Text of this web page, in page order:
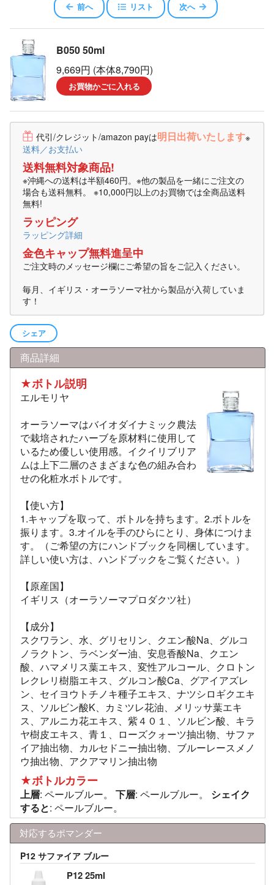
前へ リスト 次へ
B050 50ml
9,669円 (本体8,790円)
お買物かごに入れる
代引/クレジット/amazon payは明日出荷いたします※
送料／お支払い
送料無料対象商品!
※沖縄への送料は半額460円。※他の製品を一緒にご注文の
場合も送科無料。 ※10,000円以上のお買物では全商品送料
無料!
ラッピング
ラッピング詳細
金色キャップ無料進呈中
ご注文時のメッセージ欄にご希望の旨をご記入ください。
毎月、イギリス・オーラソーマ社から製品が入荷していま
す！
シェア
商品詳細
★ボトル説明
エルモリヤ
オーラソーマはバイオダイナミック農法
で栽培されたハーブを原材料に使用して
いるため優しい使用感。イクイリブリア
ムは上下二層のさまざまな色の組み合わ
せの化粧水ボトルです。
【使い方】
1.キャップを取って、ボトルを持ちます。2.ボトルを
振ります。3.オイルを手のひらにとり、身体につけま
す。（ご希望の方にハンドブックを同梱しています。
詳しい使い方は、ハンドブックをご覧ください。）
【原産国】
イギリス（オーラソーマプロダクツ社）
【成分】
スクワラン、水、グリセリン、クエン酸Na、グルコ
ノラクトン、ラベンダー油、安息香酸Na、クエン
酸、ハマメリス葉エキス、変性アルコール、クロトン
レクレリ樹脂エキス、グルコン酸Ca、グアイアズレ
ン、セイヨウトチノキ種子エキス、ナツシロギクエキ
ス、ソルビン酸K、カミツレ花油、メリッサ葉エキ
ス、アルニカ花エキス、紫４０１、ソルビン酸、キラ
ヤ樹皮エキス、青１、ローズクォーツ抽出物、サファ
イア抽出物、カルセドニー抽出物、ブルーレースメノ
ウ抽出物、アクアマリン抽出物
★ボトルカラー
上層: ペールブルー。 下層: ペールブルー。 シェイク
すると: ペールブルー。
対応するポマンダー
P12 サファイア ブルー
P12 25ml